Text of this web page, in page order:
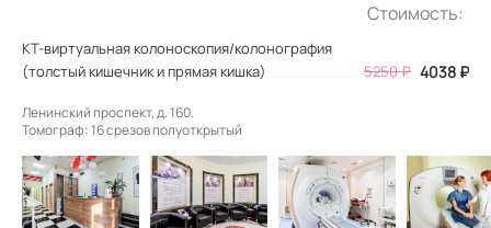
Стоимость:
КТ-виртуальная колоноскопия/колонография
(толстый кишечник и прямая кишка)
5250₽ 4038 ₽
Ленинский проспект, д. 160.
Томограф: 16 срезов полуоткрытый